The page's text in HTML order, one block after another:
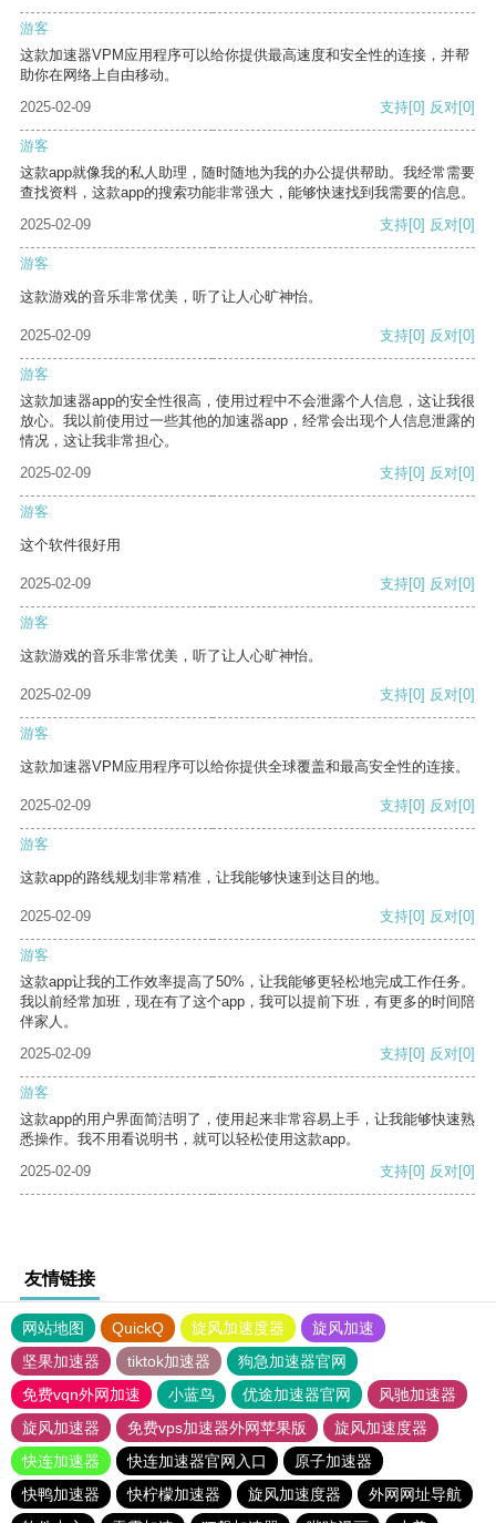
游客
这款加速器VPM应用程序可以给你提供最高速度和安全性的连接，并帮
助你在网络上自由移动。
2025-02-09
支持[0] 反对[0]
游客
这款app就像我的私人助理，随时随地为我的办公提供帮助。我经常需要
查找资料，这款app的搜索功能非常强大，能够快速找到我需要的信息。
2025-02-09
支持[0] 反对[0]
游客
这款游戏的音乐非常优美，听了让人心旷神怡。
2025-02-09 支持[0] 反对[0]
游客
这款加速器app的安全性很高，使用过程中不会泄露个人信息，这让我很
放心。我以前使用过一些其他的加速器app，经常会出现个人信息泄露的
情况，这让我非常担心。
2025-02-09
支持[0] 反对[0]
游客
这个软件很好用
2025-02-09 支持[0] 反对[0]
游客
这款游戏的音乐非常优美，听了让人心旷神怡。
2025-02-09 支持[0] 反对[0]
游客
这款加速器VPM应用程序可以给你提供全球覆盖和最高安全性的连接。
2025-02-09 支持[0] 反对[0]
游客
这款app的路线规划非常精准，让我能够快速到达目的地。
2025-02-09 支持[0] 反对[0]
游客
这款app让我的工作效率提高了50%，让我能够更轻松地完成工作任务。
我以前经常加班，现在有了这个app，我可以提前下班，有更多的时间陪
伴家人。
2025-02-09
支持[0] 反对[0]
游客
这款app的用户界面简洁明了，使用起来非常容易上手，让我能够快速熟
悉操作。我不用看说明书，就可以轻松使用这款app。
2025-02-09
支持[0] 反对[0]
友情链接
网站地图 QuickQ 旋风加速度器
旋风加速
坚果加速器
tiktok加速器
狗急加速器官网
免费vqn外网加速
小蓝鸟 优途加速器官网
风驰加速器
旋风加速器
免费vps加速器外网苹果版
旋风加速度器
快连加速器
快连加速器官网入口
原子加速器
快鸭加速器
快柠檬加速器 旋风加速度器
外网网址导航